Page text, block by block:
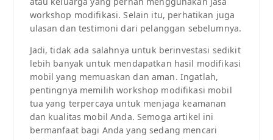
workshop modifikasi. Selain itu, perhatikan juga
ulasan dan testimoni dari pelanggan sebelumnya.
Jadi, tidak ada salahnya untuk berinvestasi sedikit
lebih banyak untuk mendapatkan hasil modifikasi
mobil yang memuaskan dan aman. Ingatlah,
pentingnya memilih workshop modifikasi mobil
tua yang terpercaya untuk menjaga keamanan
dan kualitas mobil Anda. Semoga artikel ini
bermanfaat bagi Anda yang sedang mencari